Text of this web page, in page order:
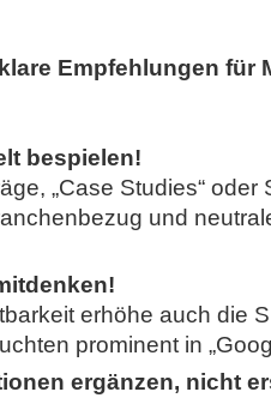
klare Empfehlungen für
bespielen!
„Case Studies“ oder
und
erhöhe auch die
prominent in
ergänzen, nicht